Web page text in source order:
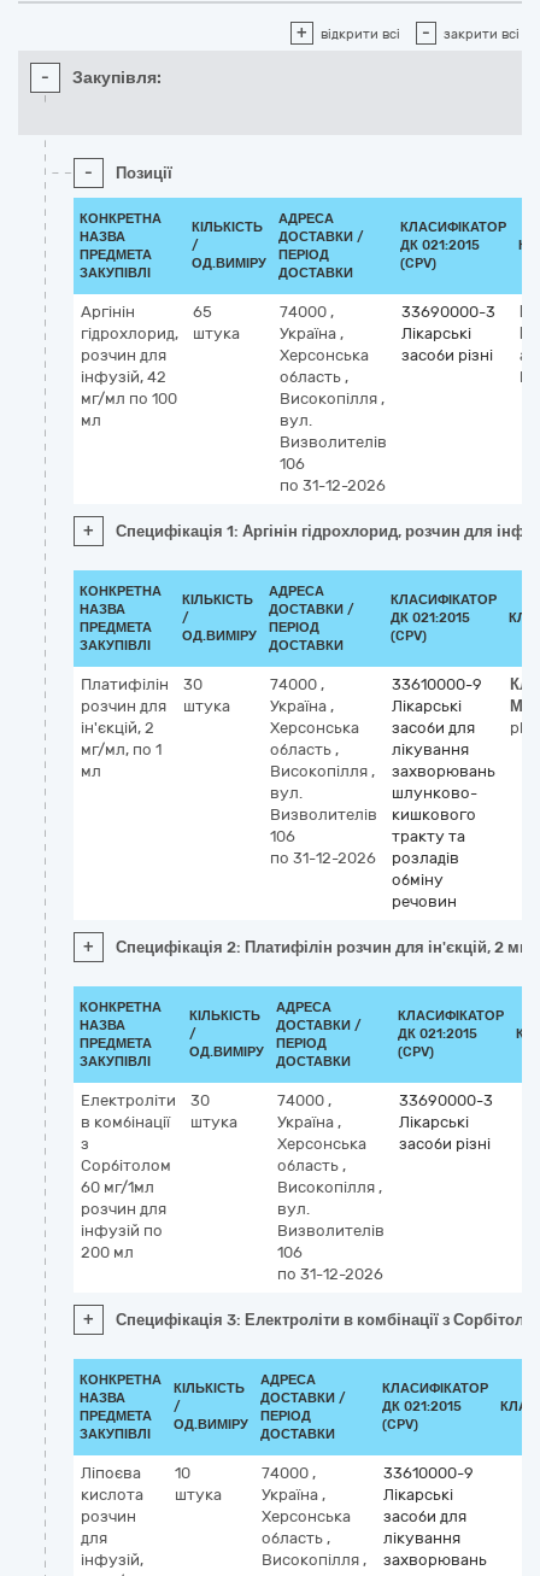
+ відкрити всі - закрити всі
- Закупівля:
- Позиції
КОНКРЕТНА
НАЗВА
ПРЕДМЕТА
ЗАКУПІВЛІ
КІЛЬКІСТЬ
/
ОД.ВИМІРУ
АДРЕСА
ДОСТАВКИ /
ПЕРІОД
ДОСТАВКИ
КЛАСИФІКАТОР
ДК 021:2015
(CPV)
Аргінін
гідрохлорид,
розчин для
інфузій, 42
мг/мл по 100
мл
65
штука
74000 ,
Україна ,
Херсонська
область ,
Високопілля ,
вул.
Визволителів
106
по 31-12-2026
33690000-3
Лікарські
засоби різні
+ Специфікація 1: Аргінін гідрохлорид, розчин для
КОНКРЕТНА
НАЗВА
ПРЕДМЕТА
ЗАКУПІВЛІ
КІЛЬКІСТЬ
/
ОД.ВИМІРУ
АДРЕСА
ДОСТАВКИ /
ПЕРІОД
ДОСТАВКИ
КЛАСИФІКАТОР
ДК 021:2015
(CPV)
Платифілін
розчин для
ін'єкцій, 2
мг/мл, по 1
мл
30
штука
74000 ,
Україна ,
Херсонська
область ,
Високопілля ,
вул.
Визволителів
106
по 31-12-2026
33610000-9
Лікарські
засоби для
лікування
захворювань
шлунково-
кишкового
тракту та
розладів
обміну
речовин
+ Специфікація 2: Платифілін розчин для ін'єкцій, 2
КОНКРЕТНА
НАЗВА
ПРЕДМЕТА
ЗАКУПІВЛІ
КІЛЬКІСТЬ
/
ОД.ВИМІРУ
АДРЕСА
ДОСТАВКИ /
ПЕРІОД
ДОСТАВКИ
КЛАСИФІКАТОР
ДК 021:2015
(CPV)
Електроліти
в комбінації
з
Сорбітолом
60 мг/1мл
розчин для
інфузій по
200 мл
30
штука
74000 ,
Україна ,
Херсонська
область ,
Високопілля ,
вул.
Визволителів
106
по 31-12-2026
33690000-3
Лікарські
засоби різні
+ Специфікація 3: Електроліти в комбінації з
КОНКРЕТНА
НАЗВА
ПРЕДМЕТА
ЗАКУПІВЛІ
КІЛЬКІСТЬ
/
ОД.ВИМІРУ
АДРЕСА
ДОСТАВКИ /
ПЕРІОД
ДОСТАВКИ
КЛАСИФІКАТОР
ДК 021:2015
(CPV)
Ліпоєва
кислота
розчин
для
інфузій,
10
штука
74000 ,
Україна ,
Херсонська
область ,
Високопілля ,
33610000-9
Лікарські
засоби для
лікування
захворювань